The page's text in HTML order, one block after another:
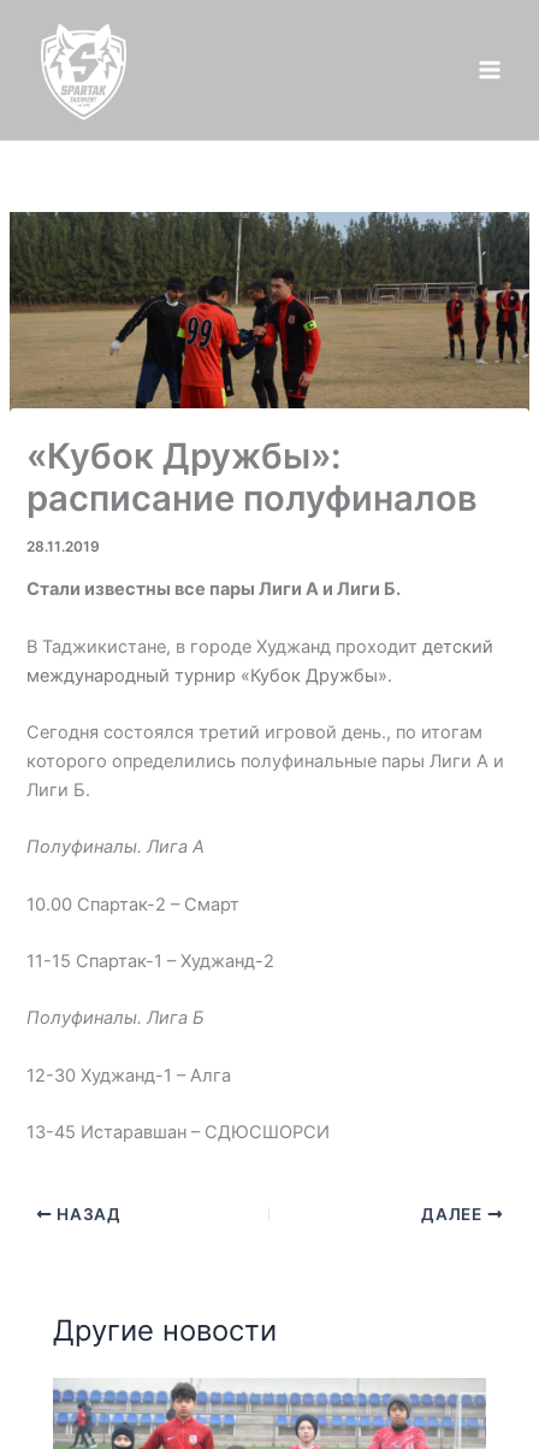
содержимому
«Кубок Дружбы»:
расписание полуфиналов
28.11.2019
Стали известны все пары Лиги А и Лиги Б.
В Таджикистане, в городе Худжанд проходитдетский
международный турнир «Кубок Дружбы».
Сегодня состоялся третий игровой день., по итогам
которого определились полуфинальные пары Лиги А и
Лиги Б.
Полуфиналы. Лига А
10.00 Спартак-2 – Смарт
11-15 Спартак-1 – Худжанд-2
Полуфиналы. Лига Б
12-30 Худжанд-1 – Алга
13-45 Истаравшан – СДЮСШОРСИ
НАЗАД ДАЛЕЕ
Другие новости